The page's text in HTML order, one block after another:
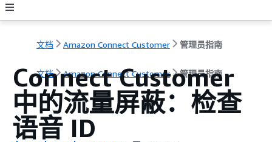
文档 Amazon Connect Customer 管理员指南
文档 Amazon Connect Customer 管理员指南
Connect Customer
中的流量屏蔽：检查
语音 ID